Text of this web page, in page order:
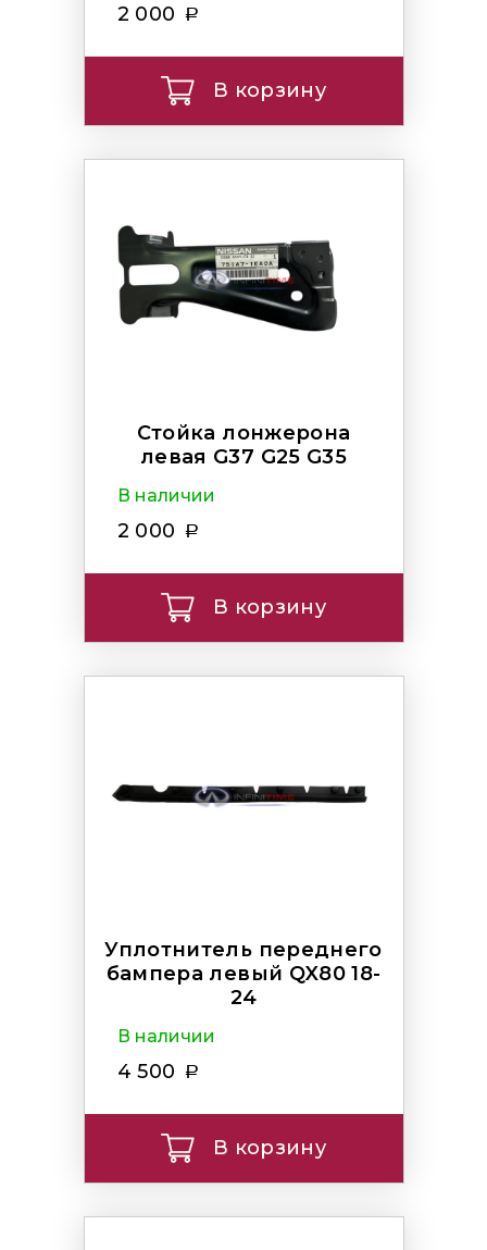
2 000
В корзину
Стойка лонжерона
левая G37 G25 G35
В наличии
2 000
В корзину
Уплотнитель переднего
бампера левый QX80 18-
24
В наличии
4 500
В корзину